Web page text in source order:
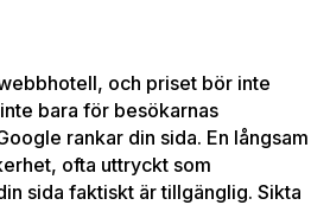
och priset bör inte
bara för besökarnas
rankar din sida. En långsam
ofta uttryckt som
sida faktiskt är tillgänglig. Sikta